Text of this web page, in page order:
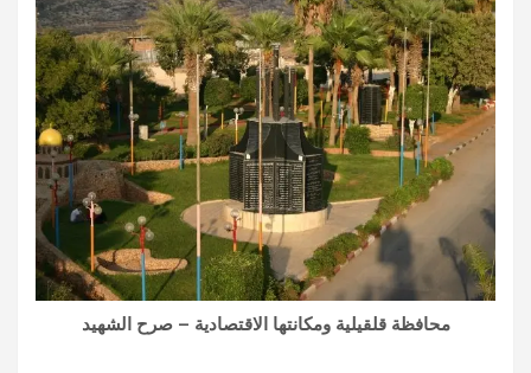
محافظة قلقيلية ومكانتها الاقتصادية – صرح الشهيد